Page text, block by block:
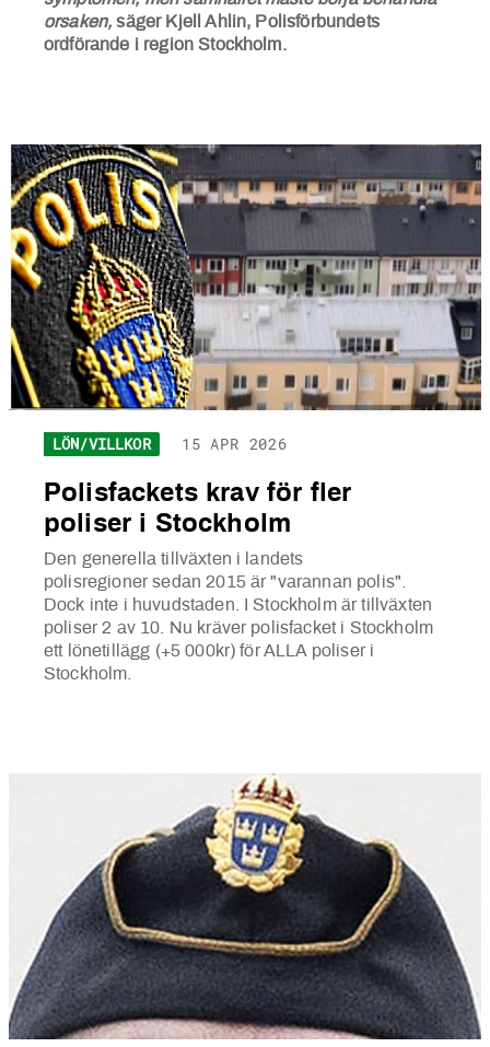
orsaken, säger Kjell Ahlin, Polisförbundets
ordförande i region Stockholm.
LÖN/VILLKOR 15 APR 2026
Polisfackets krav för fler
poliser i Stockholm
Den generella tillväxten i landets
polisregioner sedan 2015 är "varannan polis".
Dock inte i huvudstaden. I Stockholm är tillväxten
poliser 2 av 10. Nu kräver polisfacket i Stockholm
ett lönetillägg (+5 000kr) för ALLA poliser i
Stockholm.